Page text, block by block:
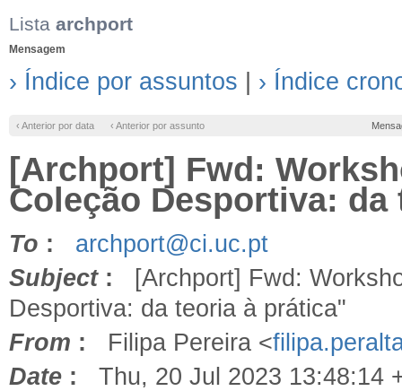
Lista archport
Mensagem
› Índice por assuntos › Índice
‹ Anterior por data ‹ Anterior por assunto
[Archport] Fwd:
Coleção Desportiva:
To :
archport@ci.uc.pt
Subject: [Archport] Fwd:
Desportiva: da teoria à prática"
From : Filipa Pereira <
Date : Thu, 20 Jul 2023 13:48:14